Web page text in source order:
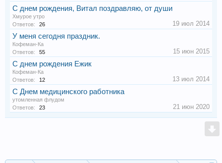
С днем рождения, Витал поздравляю, от души
Хмурое утро
Ответов:
26 19 июл 2014
У меня сегодня праздник.
Кофеман-Ка
Ответов:
55 15 июн 2015
С днем рождения Ежик
Кофеман-Ка
Ответов:
12 13 июл 2014
С Днем медицинского работника
утомленная флудом
Ответов:
23 21 июн 2020